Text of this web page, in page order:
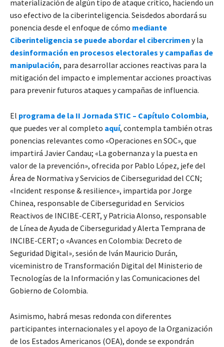
materialización de algún tipo de ataque crítico, haciendo un
uso efectivo de la ciberinteligencia. Seisdedos abordará su
ponencia desde el enfoque de cómo mediante
Ciberinteligencia se puede abordar el cibercrimen y la
desinformación en procesos electorales y campañas de
manipulación, para desarrollar acciones reactivas para la
mitigación del impacto e implementar acciones proactivas
para prevenir futuros ataques y campañas de influencia.
El programa de la II Jornada STIC – Capítulo Colombia,
que puedes ver al completo aquí, contempla también otras
ponencias relevantes como «Operaciones en SOC», que
impartirá Javier Candau; «La gobernanza y la puesta en
valor de la prevención», ofrecida por Pablo López, jefe del
Área de Normativa y Servicios de Ciberseguridad del CCN;
«Incident response & resilience», impartida por Jorge
Chinea, responsable de Ciberseguridad en Servicios
Reactivos de INCIBE-CERT, y Patricia Alonso, responsable
de Línea de Ayuda de Ciberseguridad y Alerta Temprana de
INCIBE-CERT; o «Avances en Colombia: Decreto de
Seguridad Digital»,sesión de Iván Mauricio Durán,
viceministro de Transformación Digital del Ministerio de
Tecnologías de la Información y las Comunicaciones del
Gobierno de Colombia.
Asimismo, habrá mesas redonda con diferentes
participantes internacionales y el apoyo de la Organización
de los Estados Americanos (OEA), donde se expondrán